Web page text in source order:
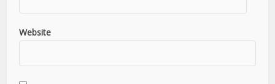
Website